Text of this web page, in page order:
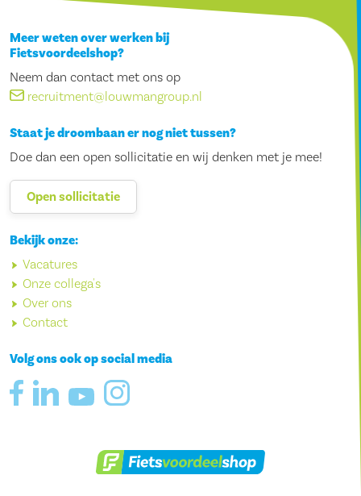
Meer weten over werken bij
Fietsvoordeelshop?
Neem dan contact met ons op
recruitment@louwmangroup.nl
Staat je droombaan er nog niet tussen?
Doe dan een open sollicitatie en wij denken met je mee!
Open sollicitatie
Bekijk onze:
Vacatures
Onze collega's
Over ons
Contact
Volg ons ook op social media